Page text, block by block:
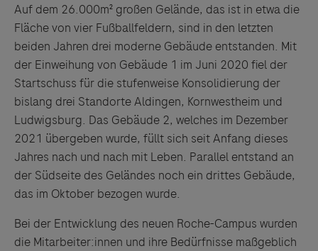
Auf dem 26.000m² großen Gelände, das ist in etwa die
Fläche von vier Fußballfeldern, sind in den letzten
beiden Jahren drei moderne Gebäude entstanden. Mit
der Einweihung von Gebäude 1 im Juni 2020 fiel der
Startschuss für die stufenweise Konsolidierung der
bislang drei Standorte Aldingen, Kornwestheim und
Ludwigsburg. Das Gebäude 2, welches im Dezember
2021 übergeben wurde, füllt sich seit Anfang dieses
Jahres nach und nach mit Leben. Parallel entstand an
der Südseite des Geländes noch ein drittes Gebäude,
das im Oktober bezogen wurde.
Bei der Entwicklung des neuen Roche-Campus wurden
die Mitarbeiter:innen und ihre Bedürfnisse maßgeblich